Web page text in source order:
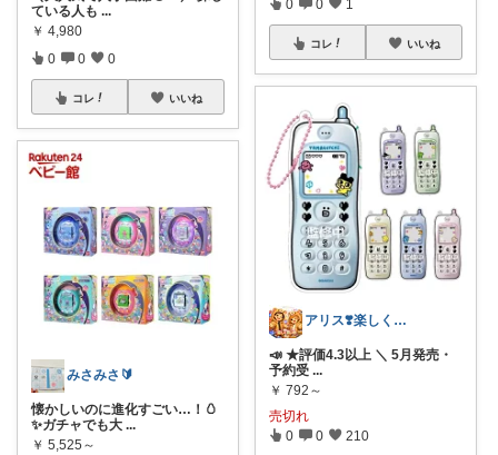
ている人も ...
￥ 4,980
0 0 0
コレ いいね
みさみさ🔰
懐かしいのに進化すごい…！🥚
✨ガチャでも大 ...
￥ 5,525～
0 0 1
コレ いいね
アリス❣️楽しく買い物したい😆
📣 ★評価4.3以上 ＼ 5月発売・
予約受 ...
￥ 792～
売切れ
0 0 210